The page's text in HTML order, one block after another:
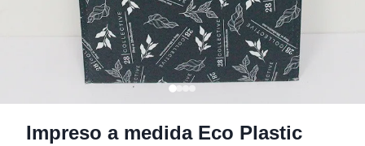
Impreso a medida Eco Plastic